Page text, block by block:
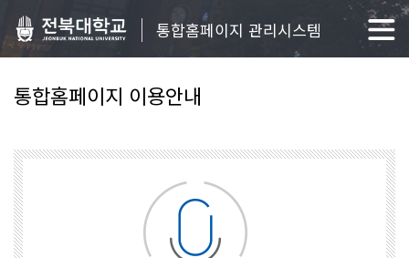
통합홈페이지 관리시스템
통합홈페이지 이용안내